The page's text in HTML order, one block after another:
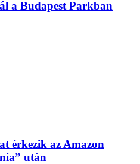
a Budapest Parkban
érkezik az Amazon
után